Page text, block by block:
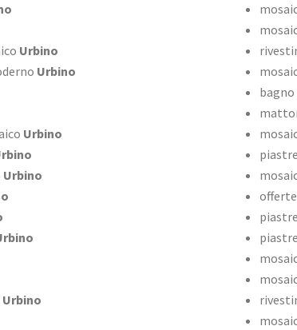
Urbino
Urbino
Urbino
Urbino
Urbino